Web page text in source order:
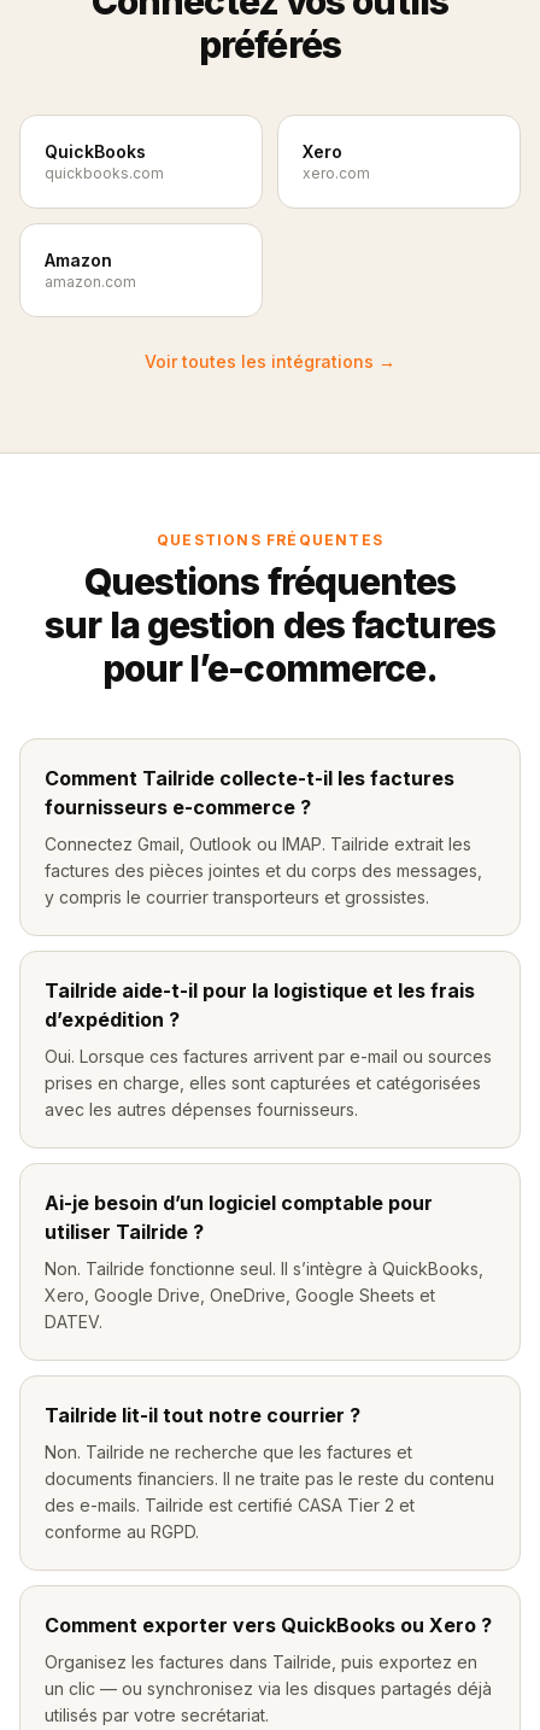
préférés
QuickBooks
quickbooks.com
Xero
xero.com
Amazon
amazon.com
Voir toutes les intégrations →
QUESTIONS FRÉQUENTES
Questions fréquentes
sur la gestion des factures
pour l’e-commerce.
Comment Tailride collecte-t-il les factures
fournisseurs e-commerce ?
Connectez Gmail, Outlook ou IMAP. Tailride extrait les
factures des pièces jointes et du corps des messages,
y compris le courrier transporteurs et grossistes.
Tailride aide-t-il pour la logistique et les frais
d’expédition ?
Oui. Lorsque ces factures arrivent par e-mail ou sources
prises en charge, elles sont capturées et catégorisées
avec les autres dépenses fournisseurs.
Ai-je besoin d’un logiciel comptable pour
utiliser Tailride ?
Non. Tailride fonctionne seul. Il s’intègre à QuickBooks,
Xero, Google Drive, OneDrive, Google Sheets et
DATEV.
Tailride lit-il tout notre courrier ?
Non. Tailride ne recherche que les factures et
documents financiers. Il ne traite pas le reste du contenu
des e-mails. Tailride est certifié CASA Tier 2 et
conforme au RGPD.
Comment exporter vers QuickBooks ou Xero ?
Organisez les factures dans Tailride, puis exportez en
un clic — ou synchronisez via les disques partagés déjà
utilisés par votre secrétariat.